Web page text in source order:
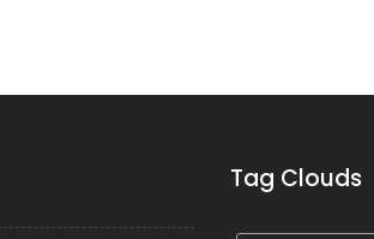
Tag Clouds